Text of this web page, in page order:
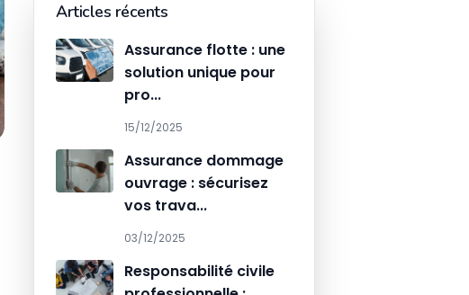
Articles récents
Assurance flotte : une
solution unique pour
pro...
15/12/2025
Assurance dommage
ouvrage : sécurisez
vos trava...
03/12/2025
Responsabilité civile